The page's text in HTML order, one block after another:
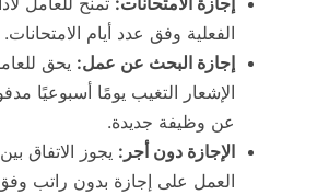
الفعلية وفق عدد أيام الامتحانات.
إجازة البحث عن عمل: يحق
الإشعار التغيب يومًا أسبوعيًا
عن وظيفة جديدة.
الإجازة دون أجر: يجوز الاتفاق
العمل على إجازة بدون راتب